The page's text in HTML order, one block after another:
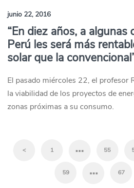
junio 22, 2016
“En diez años, a algunas
Perú les será más
solar que la
El pasado miércoles 22, el profesor
la viabilidad de los proyectos de
zonas próximas a su consumo.
< 1 … 55
59 … 67